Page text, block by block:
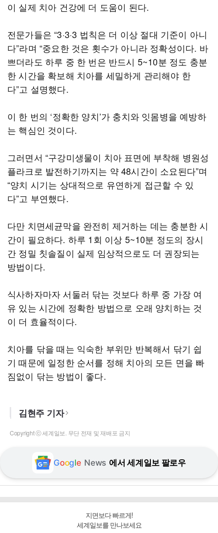
이 실제 치아 건강에 더 도움이 된다.
전문가들은 “3·3·3 법칙은 더 이상 절대 기준이 아니
다”라며 “중요한 것은 횟수가 아니라 정확성이다. 바
쁘더라도 하루 중 한 번은 반드시 5~10분 정도 충분
한 시간을 확보해 치아를 세밀하게 관리해야 한
다”고 설명했다.
이 한 번의 ‘정확한 양치’가 충치와 잇몸병을 예방하
는 핵심인 것이다.
그러면서 “구강미생물이 치아 표면에 부착해 병원성
플라크로 발전하기까지는 약 48시간이 소요된다”며
“양치 시기는 상대적으로 유연하게 접근할 수 있
다”고 부연했다.
다만 치면세균막을 완전히 제거하는 데는 충분한 시
간이 필요하다. 하루 1회 이상 5~10분 정도의 장시
간 정밀 칫솔질이 실제 임상적으로도 더 권장되는
방법이다.
식사하자마자 서둘러 닦는 것보다 하루 중 가장 여
유 있는 시간에 정확한 방법으로 오래 양치하는 것
이 더 효율적이다.
치아를 닦을 때는 익숙한 부위만 반복해서 닦기 쉽
기 때문에 일정한 순서를 정해 치아의 모든 면을 빠
짐없이 닦는 방법이 좋다.
김현주 기자
Copyright ⓒ 세계일보. 무단 전재 및 재배포 금지
Google News 에서 세계일보 팔로우
지면보다 빠르게!
세계일보를 만나보세요